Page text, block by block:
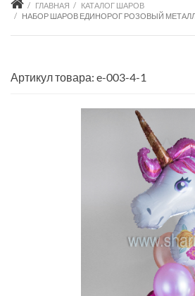
ГЛАВНАЯ
КАТАЛОГ ШАРОВ
НАБОР ШАРОВ ЕДИНОРОГ РОЗОВЫЙ
Артикул товара: e-003-4-1